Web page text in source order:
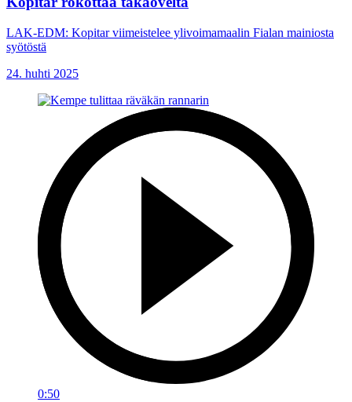
LAK-EDM: Kopitar viimeistelee ylivoimamaalin Fialan mainiosta
syötöstä
24. huhti 2025
0:50